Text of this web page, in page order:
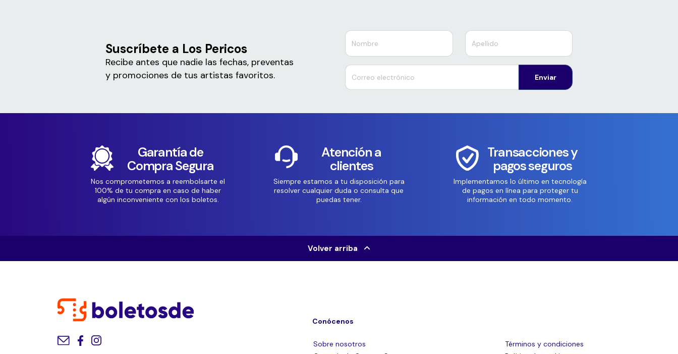
Suscríbete a Los Pericos
Recibe antes que nadie las fechas, preventas
y promociones de tus artistas favoritos.
Enviar
Garantía de
Compra Segura
Nos comprometemos a reembolsarte el
100% de tu compra en caso de haber
algún inconveniente con los boletos.
Atención a
clientes
Siempre estamos a tu disposición para
resolver cualquier duda o consulta que
puedas tener.
Transacciones y
pagos seguros
Implementamos lo último en tecnología
de pagos en línea para proteger tu
información en todo momento.
Volver arriba
Conócenos
Sobre nosotros
Términos y condiciones